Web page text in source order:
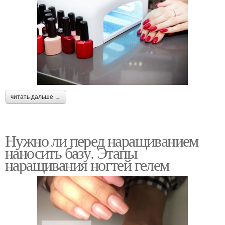
читать дальше →
Нужно ли перед наращиванием
наносить базу. Этапы
наращивания ногтей гелем